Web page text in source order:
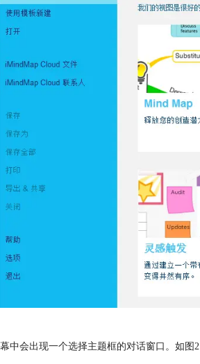
中会出现一个选择主题框的对话窗口。如图2